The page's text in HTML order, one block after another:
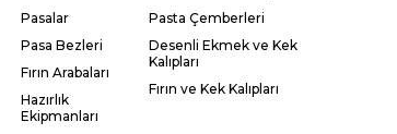
Pasalar
Pasa Bezleri
Fırın Arabaları
Hazırlık
Ekipmanları
Pasta Çemberleri
Desenli Ekmek ve Kek
Kalıpları
Fırın ve Kek Kalıpları